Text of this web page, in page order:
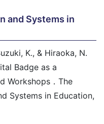
and Systems in
K., & Hiraoka, N.
Badge as a
Workshops．The
Systems in Education,